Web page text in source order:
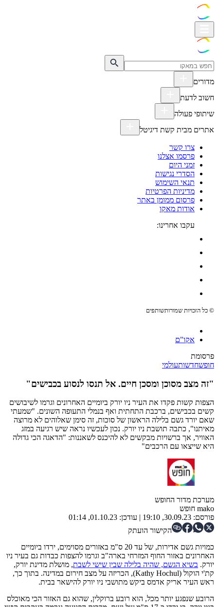
מדורים
חשוב לדעת
שיתופי פעולה
אתרים מבית קשת דיגיטל
צרו קשר
פרסמו אצלנו
זמני היום
הסדרי נגישות
תנאי השימוש
מדיניות הפרטיות
פרסום ממומן באתר
אודות מאקו
עקבו אחרינו:
© כל הזכויות שמורותשותפים
אקו"ם
פרסומת
חופשחדשותעולמי
"זה מצב מסוכן ומסכן חיים. אל תנסו לנסוע בכבישים"
הצפות קשות פקדו את העיר ניו יורק ביומיים האחרונים וגרמו לשיבושים
קשים בכבישים, ברכבת התחתית ואף בנמלי התעופה השונים. "שמעתי
שאם יורד גשם בלילה הראשון של סוכות, זה סימן שאלוהים לא מרוצה
מאיתנו", כתבה תושבת ניו יורק. נכון לעכשיו נראה שיש רגיעה במזג
האוויר, אך ברשויות מבקשים לא להיכנס לשאננות: "הדאגה הכי גדולה
היא שייצאו עם הרכבים"
מערכת מדור החופש
mako חופש
פורסם: 30.09.23, 19:10
| עודכן: 01.10.23, 01:14
הקישור הועתק
כמויות גשם אדירות, של עד 20 ס"מ באזורים מסוימים, ירדו ביומיים
האחרונים באזור החוף המזרחי בארה"ב וגרמו להצפות כבדות גם בעיר ניו
יורק. בשיא הגשם, שהיה בלילה שבין שישי לשבת, מושלת מדינת יורק,
קת'י הוקול (Kathy Hochul), הכריזה על מצב חירום במדינה. בתוך כך,
ראש העיר אריק אדמס ביקש מתושבי ניו יורק להישאר בבית.
הרובע שנפגע יותר מכל, הוא רובע ברוקלין, שהוא גם האזור הכי מאוכלס